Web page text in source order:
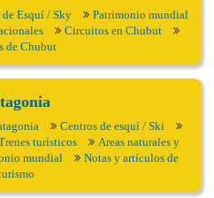
de Esquí / Sky
Patrimonio mundial
Circuitos en Chubut
de Chubut
Centros de esquí / Ski
turísticos
Areas naturales y
mundial
Notas y artículos de